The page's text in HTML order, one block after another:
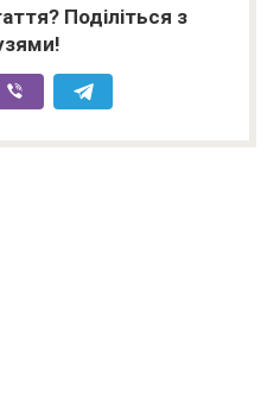
Поділіться з